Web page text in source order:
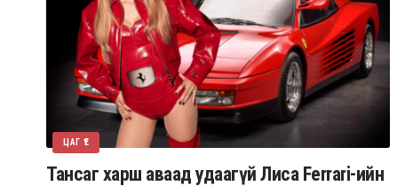
ЦАГ ҮЕ
Тансаг харш аваад удаагүй Лиса Ferrari-ийн